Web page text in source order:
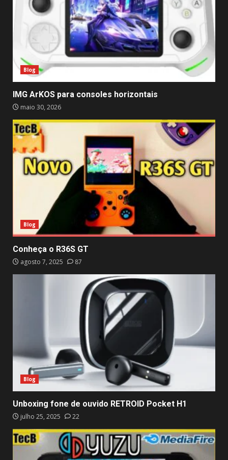
Blog
IMG ArKOS para consoles horizontais
maio 30, 2026
Blog
Conheça o R36S GT
agosto 7, 2025 87
Blog
Unboxing fone de ouvido RETROID Pocket H1
julho 25, 2025 22